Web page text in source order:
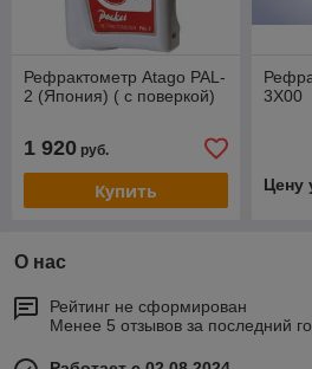
Рефрактометр Atago PAL-
2 (Япония) ( с поверкой)
1 920 руб.
Купить
3X00
Цену
О нас
Рейтинг не сформирован
Менее 5 отзывов за последний